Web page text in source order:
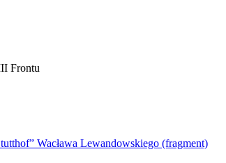
Frontu
Wacława Lewandowskiego (fragment)